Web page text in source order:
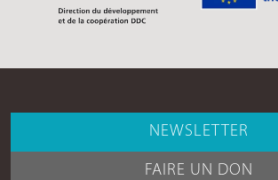
NEWSLETTER
FAIRE UN DON